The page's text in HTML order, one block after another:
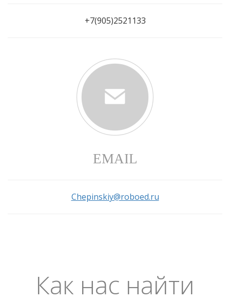
+7(905)2521133
EMAIL
Chepinskiy@roboed.ru
Как нас найти